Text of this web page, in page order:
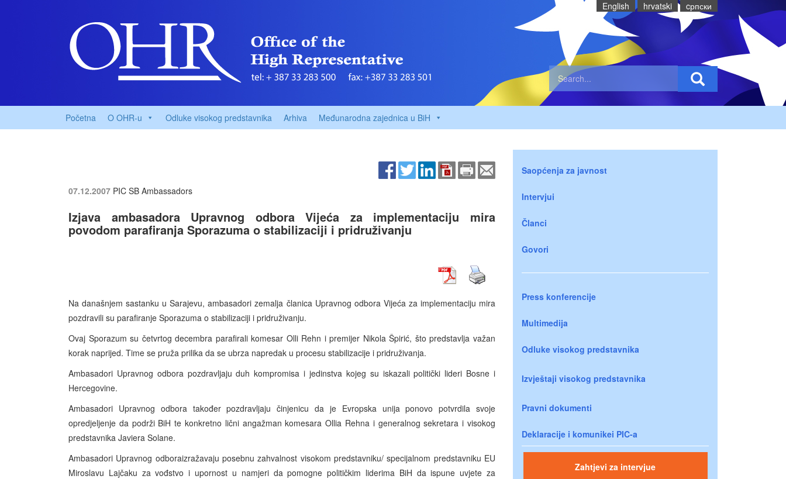
English hrvatski cрпски
Početna O OHR-u Odluke visokog predstavnika Arhiva Međunarodna zajednica u BiH
07.12.2007 PIC SB Ambassadors
Izjava ambasadora Upravnog odbora Vijeća za implementaciju mira
povodom parafiranja Sporazuma o stabilizaciji i pridruživanju
Na današnjem sastanku u Sarajevu, ambasadori zemalja članica Upravnog odbora Vijeća za implementaciju mira
pozdravili su parafiranje Sporazuma o stabilizaciji i pridruživanju.
Ovaj Sporazum su četvrtog decembra parafirali komesar Olli Rehn i premijer Nikola Špirić, što predstavlja važan
korak naprijed. Time se pruža prilika da se ubrza napredak u procesu stabilizacije i pridruživanja.
Ambasadori Upravnog odbora pozdravljaju duh kompromisa i jedinstva kojeg su iskazali politički lideri Bosne i
Hercegovine.
Ambasadori Upravnog odbora također pozdravljaju činjenicu da je Evropska unija ponovo potvrdila svoje
opredjeljenje da podrži BiH te konkretno lični angažman komesara Ollia Rehna i generalnog sekretara i visokog
predstavnika Javiera Solane.
Ambasadori Upravnog odboraizražavaju posebnu zahvalnost visokom predstavniku/ specijalnom predstavniku EU
Miroslavu Lajčaku za vođstvo i upornost u namjeri da pomogne političkim liderima BiH da ispune uvjete za
Saopćenja za javnost
Intervjui
Članci
Govori
Press konferencije
Multimedija
Odluke visokog predstavnika
Izvještaji visokog predstavnika
Pravni dokumenti
Deklaracije i komunikei PIC-a
Zahtjevi za intervjue